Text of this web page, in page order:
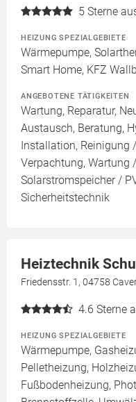
5 Sterne
HEIZUNG SPEZIALGEBIETE
Wärmepumpe,
Smart Home, KFZ
ANGEBOTENE TÄTIGKEITEN
Wartung, Reparatur,
Austausch, Beratung,
Installation, Reinigung
Verpachtung, Wartung
Solarstromspeicher /
Sicherheitstechnik
Heiztechnik
Friedensstr. 1, 04758
4.6 Sterne
HEIZUNG SPEZIALGEBIETE
Wärmepumpe,
Pelletheizung,
Fußbodenheizung,